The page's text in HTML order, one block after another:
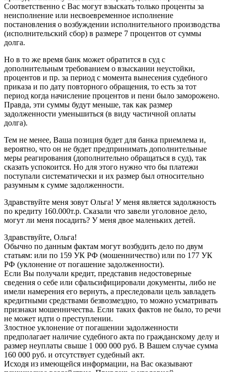
Соответственно с Вас могут взыскать только проценты за
неисполнение или несвоевременное исполнение
постановления о возбуждении исполнительного производства
(исполнительский сбор) в размере 7 процентов от суммы
долга.
Но в то же время банк может обратится в суд с
дополнительным требованием о взыскании неустойки,
процентов и пр. за период с момента вынесения судебного
приказа и по дату повторного обращения, то есть за тот
период когда начисление процентов и пени было заморожено.
Правда, эти суммы будут меньше, так как размер
задолженности уменьшиться (в виду частичной оплаты
долга).
Тем не менее, Ваша позиция будет для банка приемлема и,
вероятно, что он не будет предпринимать дополнительные
меры реагирования (дополнительно обращаться в суд), так
сказать успокоится. Но для этого нужно что бы платежи
поступали систематически и их размер был относительно
разумным к сумме задолженности.
Здравствуйте меня зовут Ольга! У меня является задолжность
по кредиту 160.000т.р. Сказали что завели уголовное дело,
могут ли меня посадить? У меня двое маленьких детей.
Здравствуйте, Ольга!
Обычно по данным фактам могут возбудить дело по двум
статьям: или по 159 УК РФ (мошенничество) или по 177 УК
РФ (уклонение от погашение задолженности).
Если Вы получали кредит, представив недостоверные
сведения о себе или сфальсифицировали документы, либо не
имели намерения его вернуть, а преследовали цель завладеть
кредитными средствами безвозмездно, то можно усматривать
признаки мошенничества. Если таких фактов не было, то речи
не может идти о преступлении.
Злостное уклонение от погашении задолженности
предполагает наличие судебного акта по гражданскому делу и
размер неуплаты свыше 1 000 000 руб. В Вашем случае сумма
160 000 руб. и отсутствует судебный акт.
Исходя из имеющейся информации, на Вас оказывают